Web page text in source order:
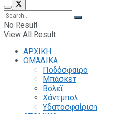
No Result
View All Result
ΑΡΧΙΚΗ
ΟΜΑΔΙΚΑ
Ποδόσφαιρο
Μπάσκετ
Βόλεϊ
Χάντμπολ
Υδατοσφαίριση